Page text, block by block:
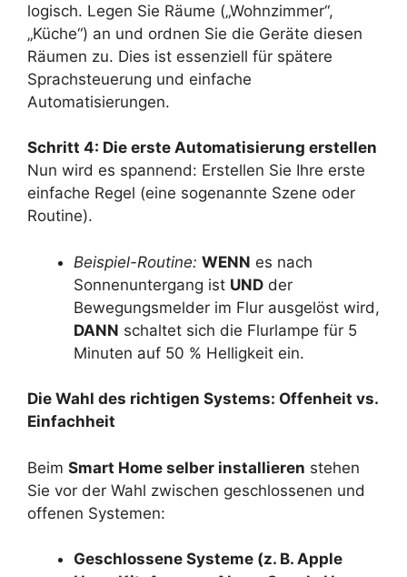
logisch. Legen Sie Räume („Wohnzimmer“,
„Küche“) an und ordnen Sie die Geräte diesen
Räumen zu. Dies ist essenziell für spätere
Sprachsteuerung und einfache
Automatisierungen.
Schritt 4: Die erste Automatisierung erstellen
Nun wird es spannend: Erstellen Sie Ihre erste
einfache Regel (eine sogenannte Szene oder
Routine).
Beispiel-Routine: WENN es nach
Sonnenuntergang ist UND der
Bewegungsmelder im Flur ausgelöst wird,
DANN schaltet sich die Flurlampe für 5
Minuten auf 50 % Helligkeit ein.
Die Wahl des richtigen Systems: Offenheit vs.
Einfachheit
Beim Smart Home selber installieren stehen
Sie vor der Wahl zwischen geschlossenen und
offenen Systemen:
Geschlossene Systeme (z. B. Apple